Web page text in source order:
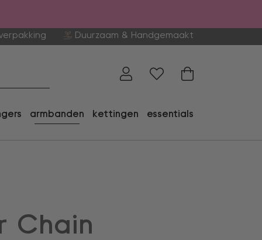
Duurzaam & Handgemaakt
armbanden kettingen essentials
Chain